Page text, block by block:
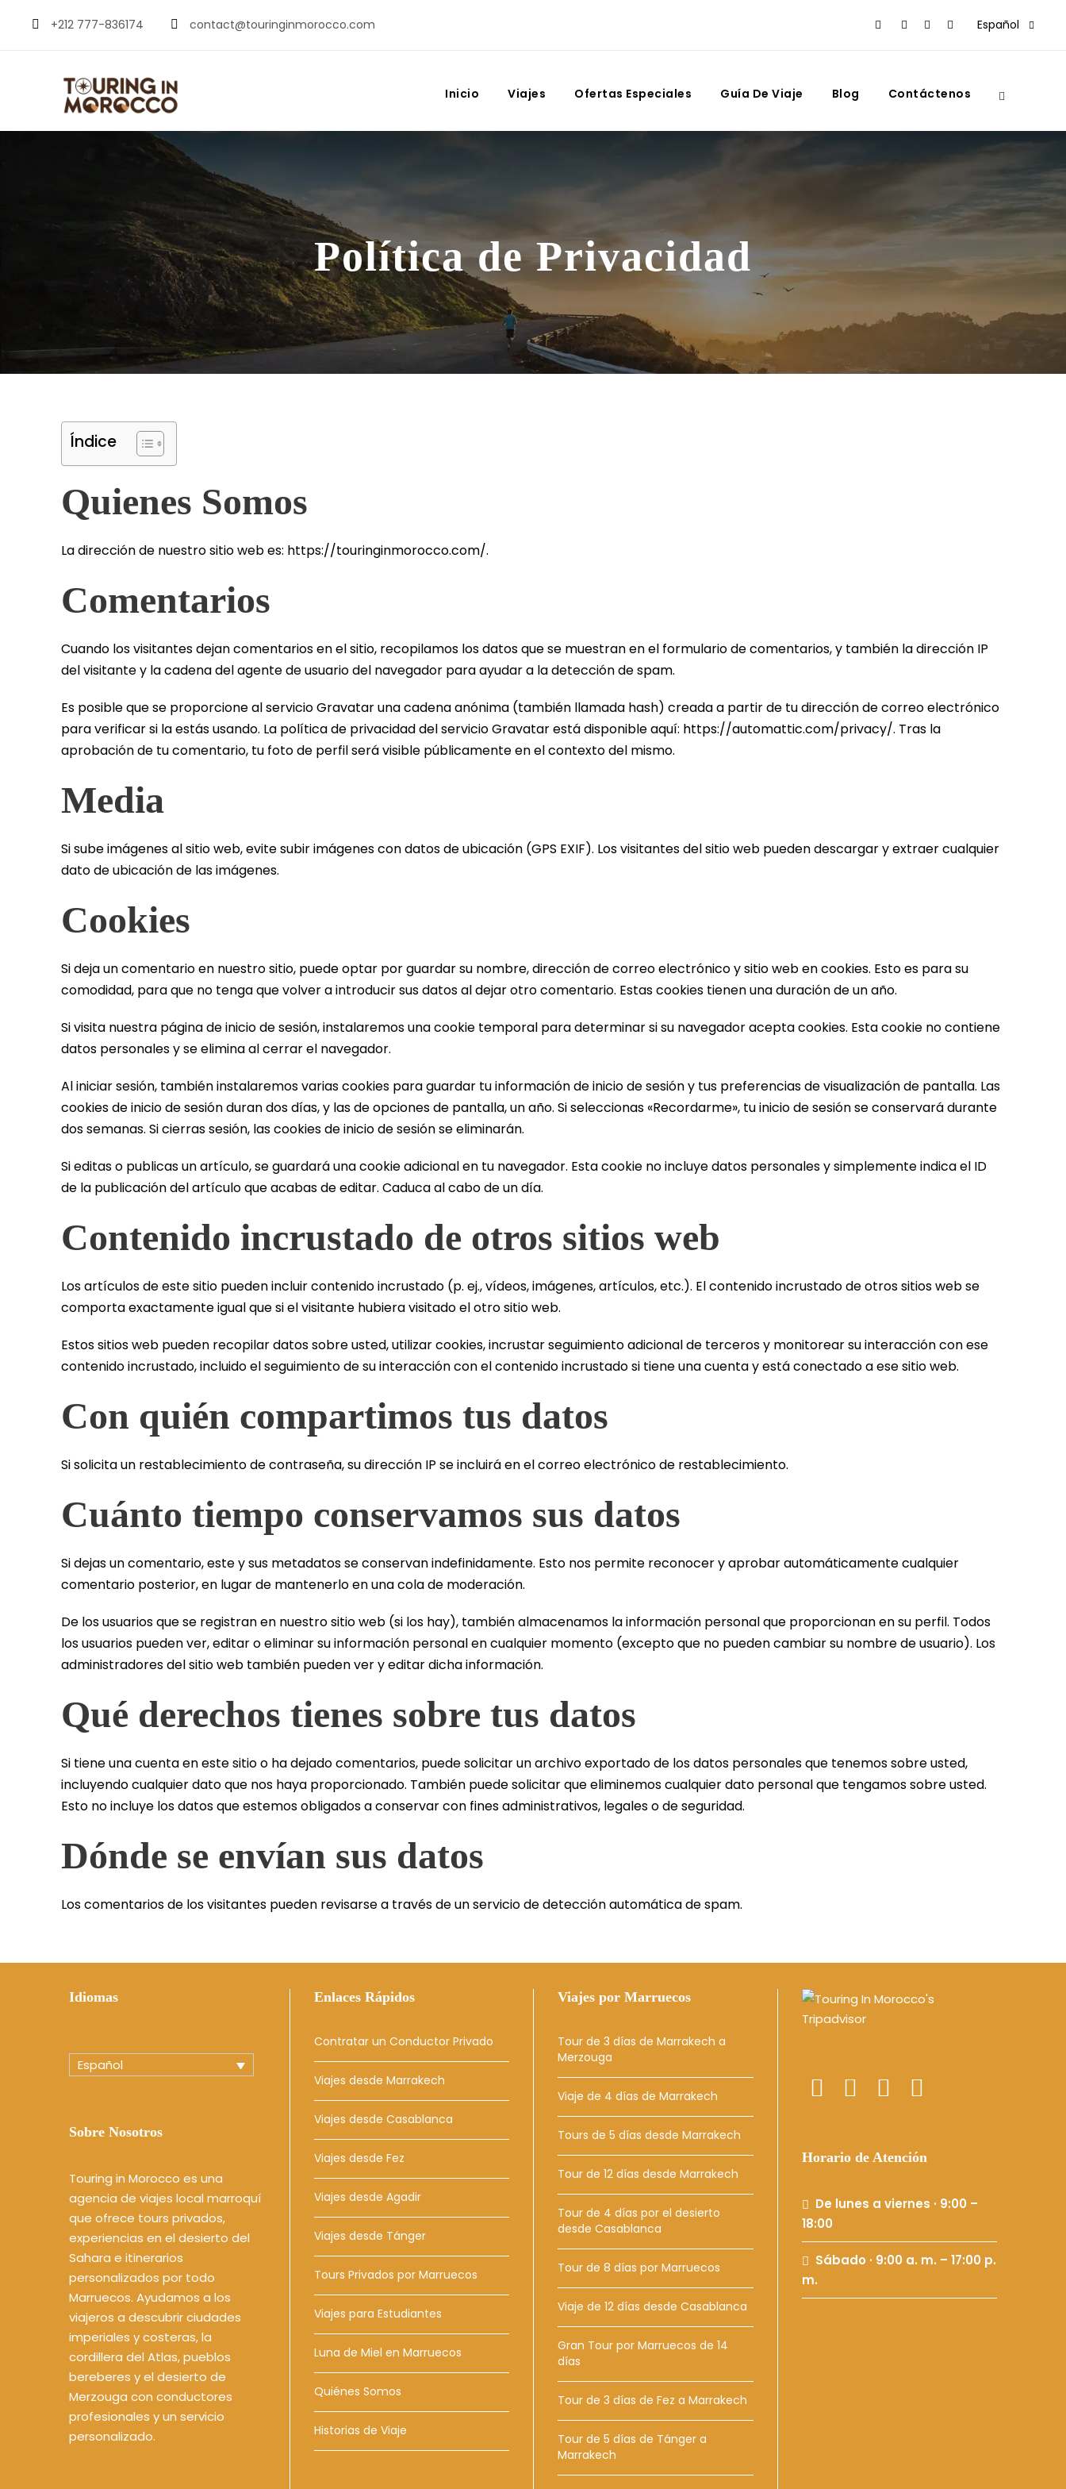
+212 777-836174 contact@touringinmorocco.com Español
Inicio Viajes Ofertas Especiales Guía De Viaje Blog Contáctenos
Política de Privacidad
Índice
Quienes Somos
La dirección de nuestro sitio web es: https://touringinmorocco.com/.
Comentarios
Cuando los visitantes dejan comentarios en el sitio, recopilamos los datos que se muestran en el formulario de comentarios, y también la dirección IP
del visitante y la cadena del agente de usuario del navegador para ayudar a la detección de spam.
Es posible que se proporcione al servicio Gravatar una cadena anónima (también llamada hash) creada a partir de tu dirección de correo electrónico
para verificar si la estás usando. La política de privacidad del servicio Gravatar está disponible aquí: https://automattic.com/privacy/. Tras la
aprobación de tu comentario, tu foto de perfil será visible públicamente en el contexto del mismo.
Media
Si sube imágenes al sitio web, evite subir imágenes con datos de ubicación (GPS EXIF). Los visitantes del sitio web pueden descargar y extraer cualquier
dato de ubicación de las imágenes.
Cookies
Si deja un comentario en nuestro sitio, puede optar por guardar su nombre, dirección de correo electrónico y sitio web en cookies. Esto es para su
comodidad, para que no tenga que volver a introducir sus datos al dejar otro comentario. Estas cookies tienen una duración de un año.
Si visita nuestra página de inicio de sesión, instalaremos una cookie temporal para determinar si su navegador acepta cookies. Esta cookie no contiene
datos personales y se elimina al cerrar el navegador.
Al iniciar sesión, también instalaremos varias cookies para guardar tu información de inicio de sesión y tus preferencias de visualización de pantalla. Las
cookies de inicio de sesión duran dos días, y las de opciones de pantalla, un año. Si seleccionas «Recordarme», tu inicio de sesión se conservará durante
dos semanas. Si cierras sesión, las cookies de inicio de sesión se eliminarán.
Si editas o publicas un artículo, se guardará una cookie adicional en tu navegador. Esta cookie no incluye datos personales y simplemente indica el ID
de la publicación del artículo que acabas de editar. Caduca al cabo de un día.
Contenido incrustado de otros sitios web
Los artículos de este sitio pueden incluir contenido incrustado (p. ej., vídeos, imágenes, artículos, etc.). El contenido incrustado de otros sitios web se
comporta exactamente igual que si el visitante hubiera visitado el otro sitio web.
Estos sitios web pueden recopilar datos sobre usted, utilizar cookies, incrustar seguimiento adicional de terceros y monitorear su interacción con ese
contenido incrustado, incluido el seguimiento de su interacción con el contenido incrustado si tiene una cuenta y está conectado a ese sitio web.
Con quién compartimos tus datos
Si solicita un restablecimiento de contraseña, su dirección IP se incluirá en el correo electrónico de restablecimiento.
Cuánto tiempo conservamos sus datos
Si dejas un comentario, este y sus metadatos se conservan indefinidamente. Esto nos permite reconocer y aprobar automáticamente cualquier
comentario posterior, en lugar de mantenerlo en una cola de moderación.
De los usuarios que se registran en nuestro sitio web (si los hay), también almacenamos la información personal que proporcionan en su perfil. Todos
los usuarios pueden ver, editar o eliminar su información personal en cualquier momento (excepto que no pueden cambiar su nombre de usuario). Los
administradores del sitio web también pueden ver y editar dicha información.
Qué derechos tienes sobre tus datos
Si tiene una cuenta en este sitio o ha dejado comentarios, puede solicitar un archivo exportado de los datos personales que tenemos sobre usted,
incluyendo cualquier dato que nos haya proporcionado. También puede solicitar que eliminemos cualquier dato personal que tengamos sobre usted.
Esto no incluye los datos que estemos obligados a conservar con fines administrativos, legales o de seguridad.
Dónde se envían sus datos
Los comentarios de los visitantes pueden revisarse a través de un servicio de detección automática de spam.
Idiomas
Español
Sobre Nosotros
Touring in Morocco es una
agencia de viajes local marroquí
que ofrece tours privados,
experiencias en el desierto del
Sahara e itinerarios
personalizados por todo
Marruecos. Ayudamos a los
viajeros a descubrir ciudades
imperiales y costeras, la
cordillera del Atlas, pueblos
bereberes y el desierto de
Merzouga con conductores
profesionales y un servicio
personalizado.
Enlaces Rápidos
Contratar un Conductor Privado
Viajes desde Marrakech
Viajes desde Casablanca
Viajes desde Fez
Viajes desde Agadir
Viajes desde Tánger
Tours Privados por Marruecos
Viajes para Estudiantes
Luna de Miel en Marruecos
Quiénes Somos
Historias de Viaje
Viajes por Marruecos
Tour de 3 días de Marrakech a
Merzouga
Viaje de 4 días de Marrakech
Tours de 5 días desde Marrakech
Tour de 12 días desde Marrakech
Tour de 4 días por el desierto
desde Casablanca
Tour de 8 días por Marruecos
Viaje de 12 días desde Casablanca
Gran Tour por Marruecos de 14
días
Tour de 3 días de Fez a Marrakech
Tour de 5 días de Tánger a
Marrakech
Horario de Atención
De lunes a viernes · 9:00 –
18:00
Sábado · 9:00 a. m. – 17:00 p.
m.